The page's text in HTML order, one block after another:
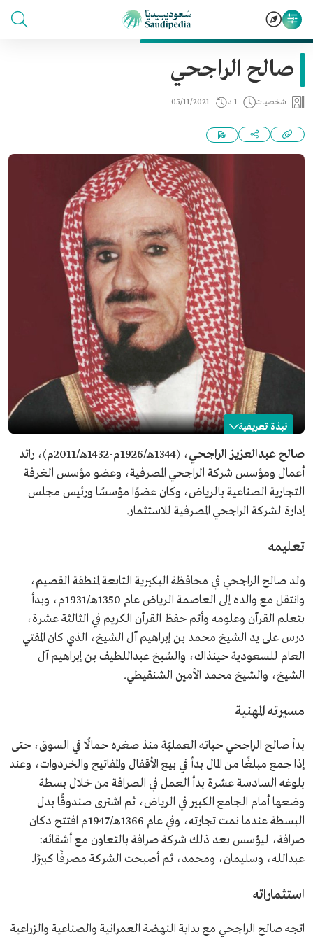
صالح الراجحي
شخصيات 1 د 05/11/2021
نبذة تعريفية
صالح الراجحي
الاسم
صالح الراجحي.
التصنيف
رائد أعمال.
تاريخ الميلاد
1926م.
صالح عبدالعزيز الراجحي
، (1344هـ/1926م-1432هـ/2011م)، رائد
أعمال ومؤسس شركة الراجحي المصرفية، وعضو مؤسس الغرفة
التجارية الصناعية بالرياض، وكان عضوًا مؤسسًا ورئيس مجلس
إدارة لشركة الراجحي المصرفية للاستثمار.
تعليمه
ولد صالح الراجحي في محافظة البكيرية التابعة لمنطقة القصيم،
وانتقل مع والده إلى العاصمة الرياض عام 1350هـ/1931م، وبدأ
بتعلم القرآن وعلومه وأتم حفظ القرآن الكريم في الثالثة عشرة،
درس على يد الشيخ محمد بن إبراهيم آل الشيخ، الذي كان المفتي
العام للسعودية حينذاك، والشيخ عبداللطيف بن إبراهيم آل
الشيخ، والشيخ محمد الأمين الشنقيطي.
مسيرته المهنية
بدأ صالح الراجحي حياته العمليّة منذ صغره حمالًا في السوق، حتى
إذا جمع مبلغًا من المال بدأ في بيع الأقفال والمفاتيح والخردوات، وعند
بلوغه السادسة عشرة بدأ العمل في الصرافة من خلال بسطة
وضعها أمام الجامع الكبير في الرياض، ثم اشترى صندوقًا بدل
البسطة عندما نمت تجارته، وفي عام 1366هـ/1947م افتتح دكان
صرافة، ليؤسس بعد ذلك شركة صرافة بالتعاون مع أشقائه:
عبدالله، وسليمان، ومحمد، ثم أصبحت الشركة مصرفًا كبيرًا.
استثماراته
اتجه صالح الراجحي مع بداية النهضة العمرانية والصناعية والزراعية